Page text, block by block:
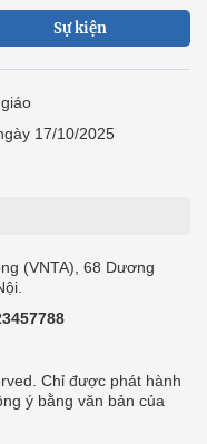
Sự kiện
17/10/2025
(VNTA), 68 Dương
Chỉ được phát hành
ý bằng văn bản của